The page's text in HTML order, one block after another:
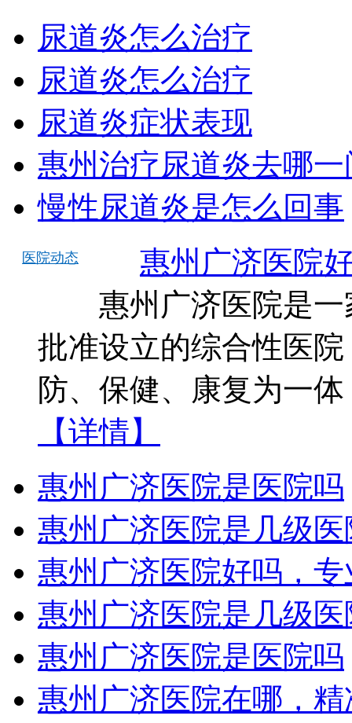
尿道炎怎么治疗
尿道炎怎么治疗
尿道炎症状表现
惠州治疗尿道炎去哪
慢性尿道炎是怎么回事
医院动态
惠州广济医院
惠州广济医院是一
批准设立的综合性医
防、保健、康复为一
【详情】
惠州广济医院是医院吗
惠州广济医院是几级医
惠州广济医院好吗，专
惠州广济医院是几级医
惠州广济医院是医院吗
惠州广济医院在哪，精